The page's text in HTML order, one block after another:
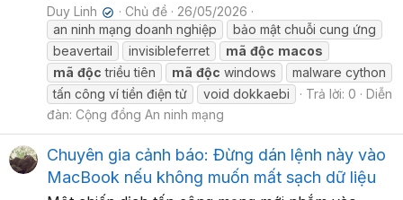
Duy Linh ✔ Chủ đề
26/05/2026
an ninh mạng doanh nghiệp
bảo mật chuỗi cung ứng
beavertail
invisibleferret mã độc macos
mã độc triều tiên mã độc windows
malware cython
tấn công ví tiền điện tử
void dokkaebi Trả lời: 0
Diễn
đàn: Cộng đồng An ninh mạng
Chuyên gia cảnh báo: Đừng dán lệnh này vào
MacBook nếu không muốn mất sạch dữ liệu